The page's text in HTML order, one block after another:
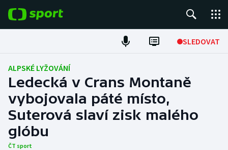
SLEDOVAT
Fotbal
Hokej
Tenis
Atletika
ALPSKÉ LYŽOVÁNÍ
Ledecká v Crans Montaně
vybojovala páté místo,
Suterová slaví zisk malého
glóbu
ČT sport